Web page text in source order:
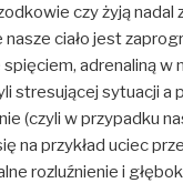
czy żyją nadal
ciało jest
adrenaliną w
stresującej sytuacji a
(czyli w przypadku
na przykład uciec
rozluźnienie i